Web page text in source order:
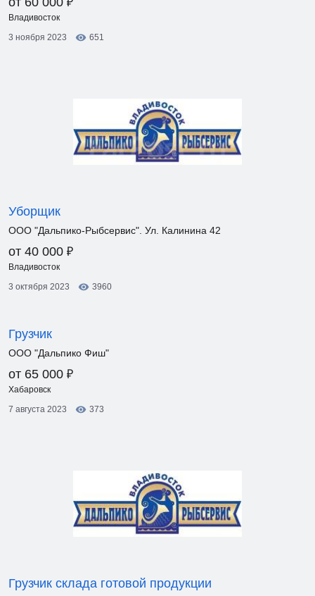
Владивосток
3 ноября 2023
651
Уборщик
ООО "Дальпико-Рыбсервис". Ул. Калинина 42
от 40 000 ₽
Владивосток
3 октября 2023
3960
Грузчик
ООО "Дальпико Фиш"
от 65 000 ₽
Хабаровск
7 августа 2023
373
Грузчик склада готовой продукции